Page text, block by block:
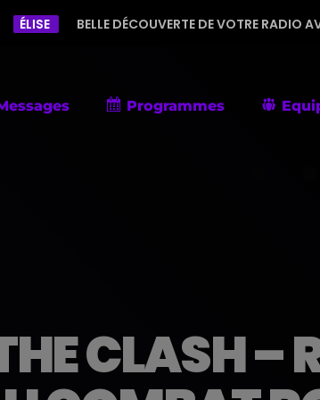
DÉCOUVERTE DE VOTRE RADIO AVEC UNE
Programmes
CLASH –